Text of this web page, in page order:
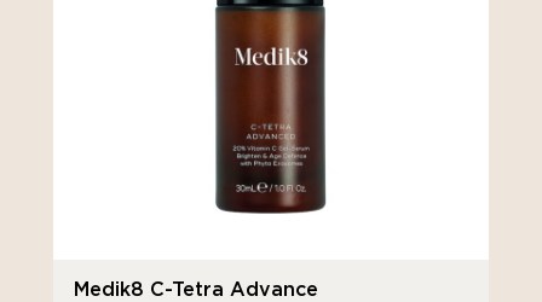
Medik8 C-Tetra Advance